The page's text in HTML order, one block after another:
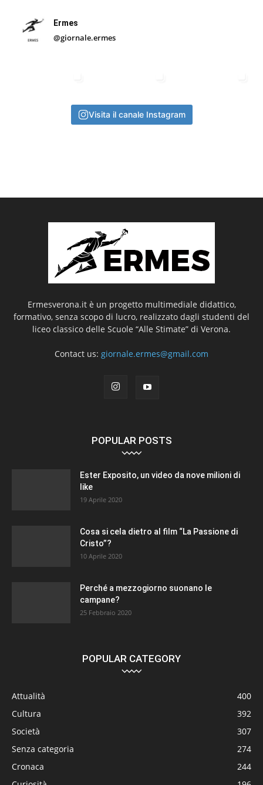
Ermes
@giornale.ermes
Visita il canale Instagram
Ermesverona.it è un progetto multimediale didattico,
formativo, senza scopo di lucro, realizzato dagli studenti del
liceo classico delle Scuole “Alle Stimate” di Verona.
Contact us: giornale.ermes@gmail.com
POPULAR POSTS
Ester Exposito, un video da nove milioni di
like
19 Aprile 2020
Cosa si cela dietro al film “La Passione di
Cristo”?
10 Aprile 2020
Perché a mezzogiorno suonano le
campane?
25 Febbraio 2020
POPULAR CATEGORY
Attualità
400
Cultura
392
Società
307
Senza categoria
274
Cronaca
244